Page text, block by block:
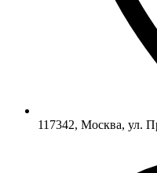
117342, Москва, ул.